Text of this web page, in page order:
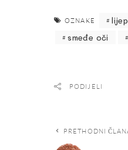
OZNAKE
smeđe oči
PODIJELI
PRETHODNI